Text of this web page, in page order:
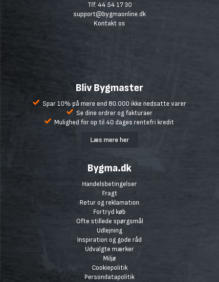
Tlf. 44 54 17 30
support@bygmaonline.dk
Kontakt os
Bliv Bygmaster
Spar 10% på mere end 80.000 ikke nedsatte varer
Se dine ordrer og fakturaer
Mulighed for op til 40 dages rentefri kredit
Læs mere her
Bygma.dk
Handelsbetingelser
Fragt
Retur og reklamation
Fortryd køb
Ofte stillede spørgsmål
Udlejning
Inspiration og gode råd
Udvalgte mærker
Miljø
Cookiepolitik
Persondatapolitik